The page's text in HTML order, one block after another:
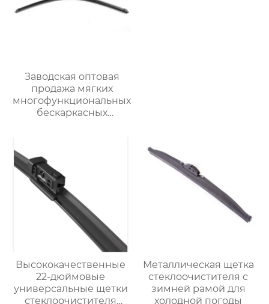
Заводская оптовая
продажа мягких
многофункциональных
бескаркасных
стеклоочистителей от
дождя на ветровом
стекле
Высококачественные
22-дюймовые
универсальные щетки
стеклоочистителя
Металлическая щетка
стеклоочистителя с
зимней рамой для
холодной погоды